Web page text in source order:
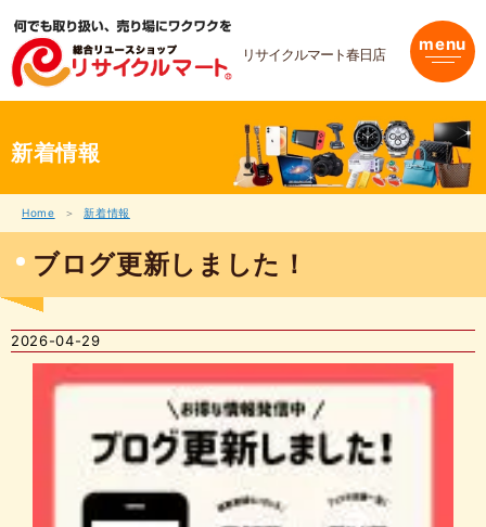
ス
リサイクルマート春日店 menu
新着情報
Home 新着情報
ブログ更新しました！
2026-04-29